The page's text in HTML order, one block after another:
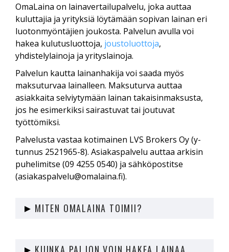
OmaLaina on lainavertailupalvelu, joka auttaa
kuluttajia ja yrityksiä löytämään sopivan lainan eri
luotonmyöntäjien joukosta. Palvelun avulla voi
hakea kulutusluottoja, joustoluottoja,
yhdistelylainoja ja yrityslainoja.
Palvelun kautta lainanhakija voi saada myös
maksuturvaa lainalleen. Maksuturva auttaa
asiakkaita selviytymään lainan takaisinmaksusta,
jos he esimerkiksi sairastuvat tai joutuvat
työttömiksi.
Palvelusta vastaa kotimainen LVS Brokers Oy (y-
tunnus 2521965-8). Asiakaspalvelu auttaa arkisin
puhelimitse (09 4255 0540) ja sähköpostitse
(asiakaspalvelu@omalaina.fi).
MITEN OMALAINA TOIMII?